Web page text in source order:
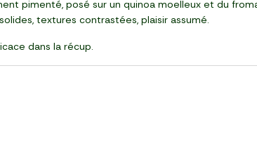
pimenté, posé sur un quinoa moelleux et du
textures contrastées, plaisir assumé.
dans la récup.